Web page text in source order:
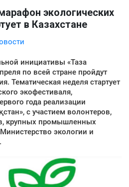
экологических
в Казахстане
инициативы «Таза
по всей стране пройдут
Тематическая неделя стартует
экофестиваля,
года реализации
с участием волонтеров,
крупных промышленных
экологии и